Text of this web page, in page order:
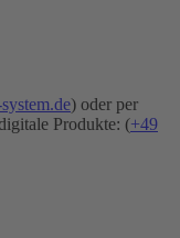
) oder per
Produkte: (+49